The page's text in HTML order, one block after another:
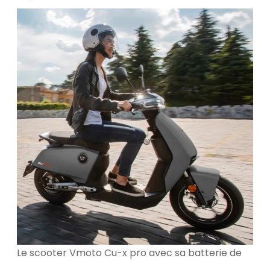
Le scooter Vmoto Cu-x pro avec sa batterie de